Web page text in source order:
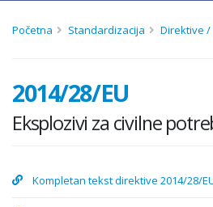
Početna Standardizacija Direktive /
2014/28/EU
Eksplozivi za civilne
Kompletan tekst direktive 2014/28/